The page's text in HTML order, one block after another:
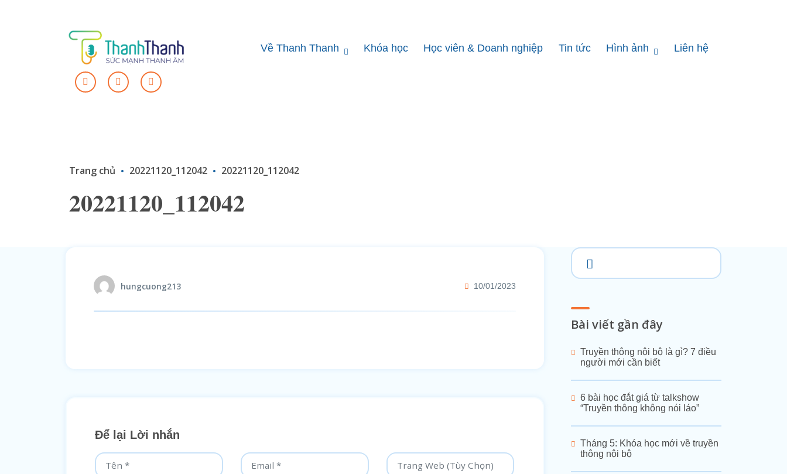
Về Thanh Thanh Khóa học Học viên & Doanh nghiệp Tin tức Hình ảnh Liên hệ
Trang chủ 20221120_112042 20221120_112042
20221120_112042
hungcuong213 10/01/2023
Để lại Lời nhắn
Bài viết gần đây
Truyền thông nội bộ là gì? 7 điều
người mới cần biết
6 bài học đắt giá từ talkshow
“Truyền thông không nói láo”
Tháng 5: Khóa học mới về truyền
thông nội bộ